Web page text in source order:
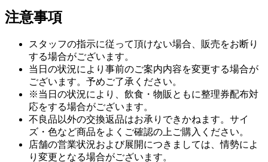
注意事項
スタッフの指示に従って頂けない場合、販売をお断り
する場合がございます。
当日の状況により事前のご案内内容を変更する場合が
ございます。予めご了承ください。
※当日の状況により、飲食・物販ともに整理券配布対
応をする場合がございます。
不良品以外の交換返品はお承りできかねます。サイ
ズ・色など商品をよくご確認の上ご購入ください。
店舗の営業状況および展開につきましては、情勢によ
り変更となる場合がございます。